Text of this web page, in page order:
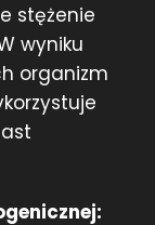
stężenie
wyniku
organizm